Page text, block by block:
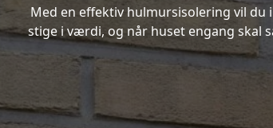
Med en effektiv hulmursisolering vil
stige i værdi, og når huset engang skal